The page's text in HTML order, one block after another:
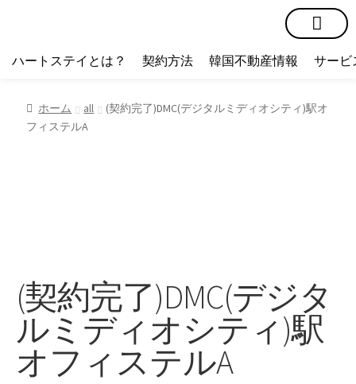
ハートステイとは？ 契約方法 韓国不動産情報 サービ
ホーム all
(契約完了)DMC(デジタルミディオシティ)駅オ
フィステルA
(契約完了)DMC(デジタ
ルミディオシティ)駅
オフィステルA